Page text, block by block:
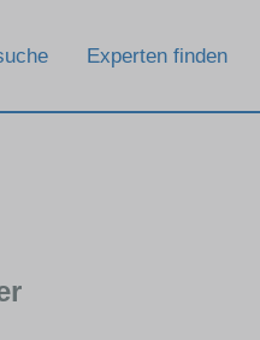
Experten finden